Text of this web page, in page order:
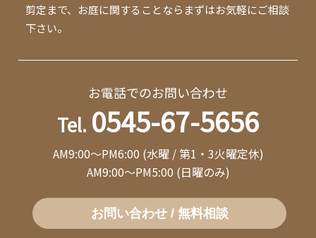
剪定まで、お庭に関することならまずはお気軽にご相談
下さい。
お電話でのお問い合わせ
Tel. 0545-67-5656
AM9:00～PM6:00 (水曜 / 第1・3火曜定休)
AM9:00～PM5:00 (日曜のみ)
お問い合わせ / 無料相談